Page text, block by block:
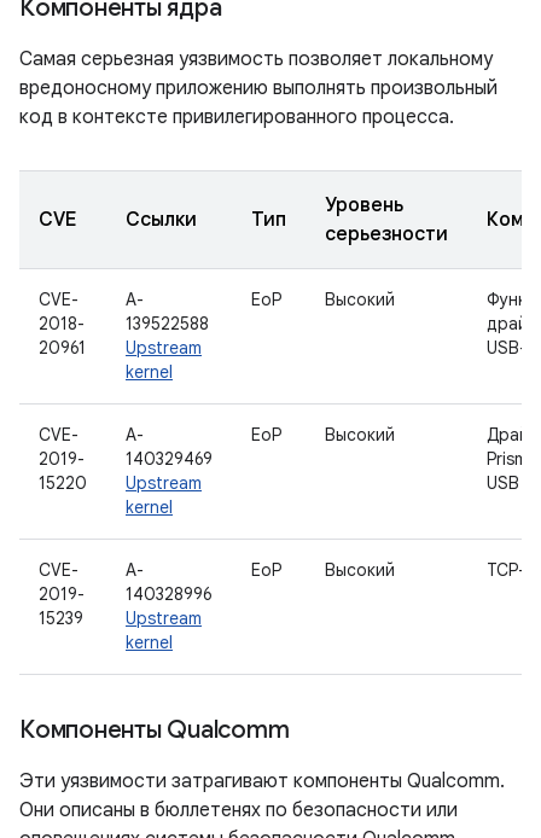
Компоненты ядра
Самая серьезная уязвимость позволяет локальному
вредоносному приложению выполнять произвольный
код в контексте привилегированного процесса.
CVE Ссылки Тип
Уровень
серьезности
CVE-
2018-
20961
A-
139522588
Upstream
kernel
EoP Высокий
USB-
CVE-
2019-
15220
A-
140329469
Upstream
kernel
EoP Высокий
USB
CVE-
2019-
15239
A-
140328996
Upstream
kernel
EoP Высокий TCP-
Компоненты Qualcomm
Эти уязвимости затрагивают компоненты Qualcomm.
Они описаны в бюллетенях по безопасности или